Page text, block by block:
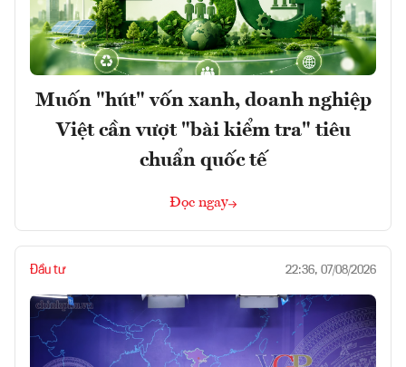
Muốn "hút" vốn xanh, doanh nghiệp
Việt cần vượt "bài kiểm tra" tiêu
chuẩn quốc tế
Đọc ngay
Đầu tư 22:36, 07/08/2026